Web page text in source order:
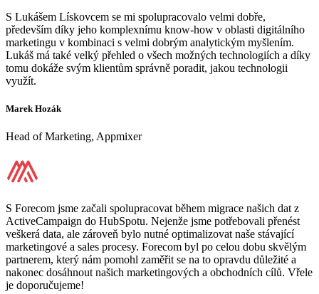
S Lukášem Lískovcem se mi spolupracovalo velmi dobře,
především díky jeho komplexnímu know-how v oblasti digitálního
marketingu v kombinaci s velmi dobrým analytickým myšlením.
Lukáš má také velký přehled o všech možných technologiích a díky
tomu dokáže svým klientům správně poradit, jakou technologii
využít.
Marek Hozák
Head of Marketing, Appmixer
S Forecom jsme začali spolupracovat během migrace našich dat z
ActiveCampaign do HubSpotu. Nejenže jsme potřebovali přenést
veškerá data, ale zároveň bylo nutné optimalizovat naše stávající
marketingové a sales procesy. Forecom byl po celou dobu skvělým
partnerem, který nám pomohl zaměřit se na to opravdu důležité a
nakonec dosáhnout našich marketingových a obchodních cílů. Vřele
je doporučujeme!